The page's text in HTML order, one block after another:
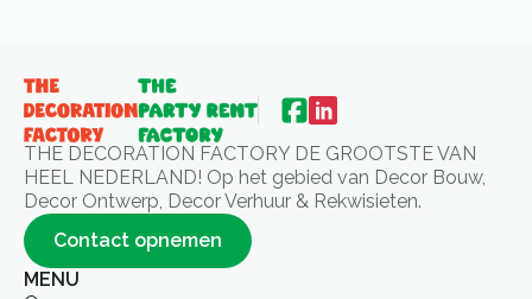
THE DECORATION FACTORY DE GROOTSTE VAN
HEEL NEDERLAND! Op het gebied van Decor Bouw,
Decor Ontwerp, Decor Verhuur & Rekwisieten.
Contact opnemen
MENU